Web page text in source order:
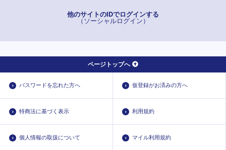
他のサイトのIDでログインする
（ソーシャルログイン）
ページトップへ
パスワードを忘れた方へ 仮登録がお済みの方へ
特商法に基づく表示 利用規約
個人情報の取扱について マイル利用規約